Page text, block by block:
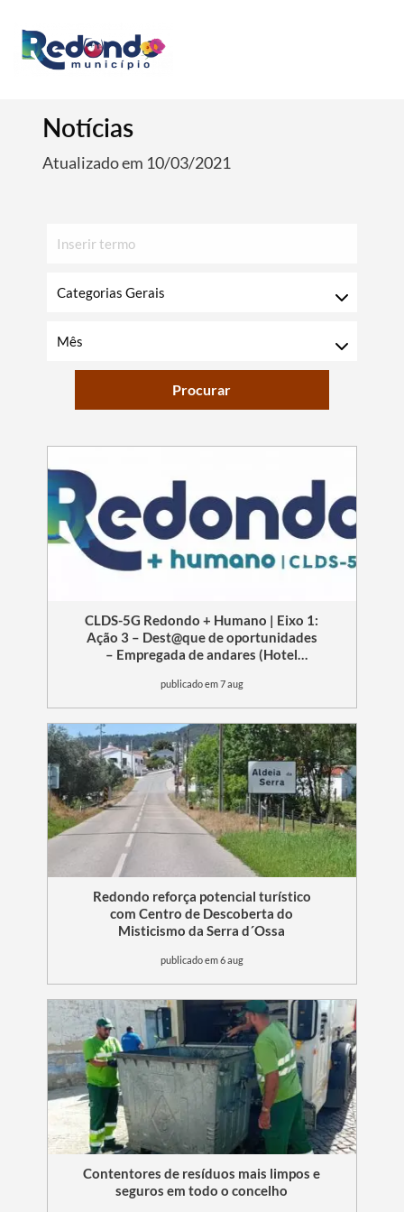
Notícias
Atualizado em 10/03/2021
Procurar
CLDS-5G Redondo + Humano | Eixo 1:
Ação 3 – Dest@que de oportunidades
– Empregada de andares (Hotel
publicado em 7 aug
Redondo reforça potencial turístico
com Centro de Descoberta do
Misticismo da Serra d´Ossa
publicado em 6 aug
Contentores de resíduos mais limpos e
seguros em todo o concelho